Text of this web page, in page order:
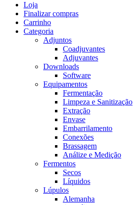
Loja
Finalizar compras
Carrinho
Categoria
Adjuntos
Coadjuvantes
Adjuvantes
Downloads
Software
Equipamentos
Fermentação
Limpeza e Sanitização
Extração
Envase
Embarrilamento
Conexões
Brassagem
Análize e Medição
Fermentos
Secos
Líquidos
Lúpulos
Alemanha